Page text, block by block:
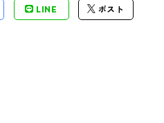
LINE ポスト